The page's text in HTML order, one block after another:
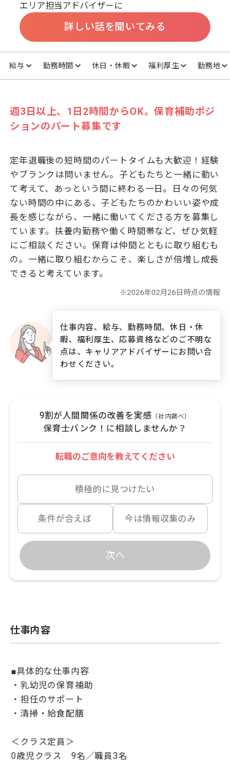
エリア担当アドバイザーに
詳しい話を聞いてみる
給与 勤務時間 休日・休暇 福利厚生 勤務地
週3日以上、1日2時間からOK。保育補助ポジ
ションのパート募集です
定年退職後の短時間のパートタイムも大歓迎！経験
やブランクは問いません。子どもたちと一緒に動い
て考えて、あっという間に終わる一日。日々の何気
ない時間の中にある、子どもたちのかわいい姿や成
長を感じながら、一緒に働いてくださる方を募集し
ています。扶養内勤務や働く時間帯など、ぜひ気軽
にご相談ください。保育は仲間とともに取り組むも
の。一緒に取り組むからこそ、楽しさが倍増し成長
できると考えています。
仕事内容、給与、勤務時間、休日・休
暇、福利厚生、応募資格などのご不明な
点は、キャリアアドバイザーにお問い合
わせください。
9割が人間関係の改善を実感 （社内調べ）
保育士バンク！に相談しませんか？
転職のご意向を教えてください
積極的に見つけたい
条件が合えば 今は情報収集のみ
次へ
仕事内容
■具体的な仕事内容
・乳幼児の保育補助
・担任のサポート
・清掃・給食配膳
＜クラス定員＞
0歳児クラス　9名／職員3名